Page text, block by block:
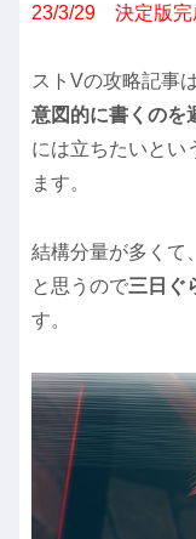
23/3/29 決定版完
ストVの攻略記事
意図的に書くのを
には立ちたいとい
ます。
結構分量が多くて
と思うので三日ぐ
す。